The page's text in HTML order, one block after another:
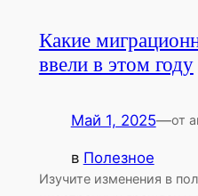
Какие
ввели в этом году
Май 1, 2025—от
в Полезное
Изучите изменения в